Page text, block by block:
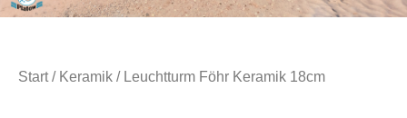
Start/ Keramik / Leuchtturm Föhr Keramik 18cm